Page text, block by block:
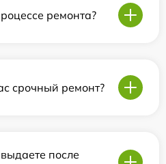
ремонта?
срочный ремонт?
после